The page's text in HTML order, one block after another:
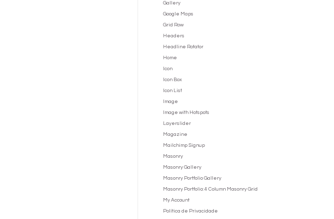
Gallery
Google Maps
Grid Row
Headers
Headline Rotator
Home
Icon
Icon Box
Icon List
Image
Image with Hotspots
Layerslider
Magazine
Mailchimp Signup
Masonry
Masonry Gallery
Masonry Portfolio Gallery
Masonry Portfolio: 4 Column Masonry Grid
My Account
Política de Privacidade